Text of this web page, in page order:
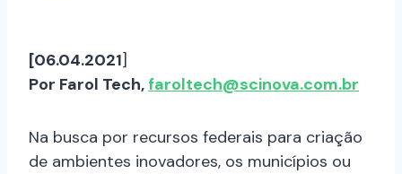
[06.04.2021]
Por Farol Tech, faroltech@scinova.com.br
Na busca por recursos federais para criação
de ambientes inovadores, os municípios ou